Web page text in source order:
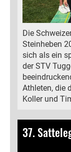
Die
Steinheben
sich als ein
der STV
Athleten, die
Koller und
37.